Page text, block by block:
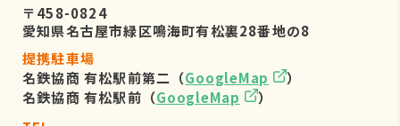
〒458-0824
愛知県名古屋市緑区鳴海町有松裏28番地の8
提携駐車場
名鉄協商 有松駅前第二（GoogleMap
）
名鉄協商 有松駅前（GoogleMap
）